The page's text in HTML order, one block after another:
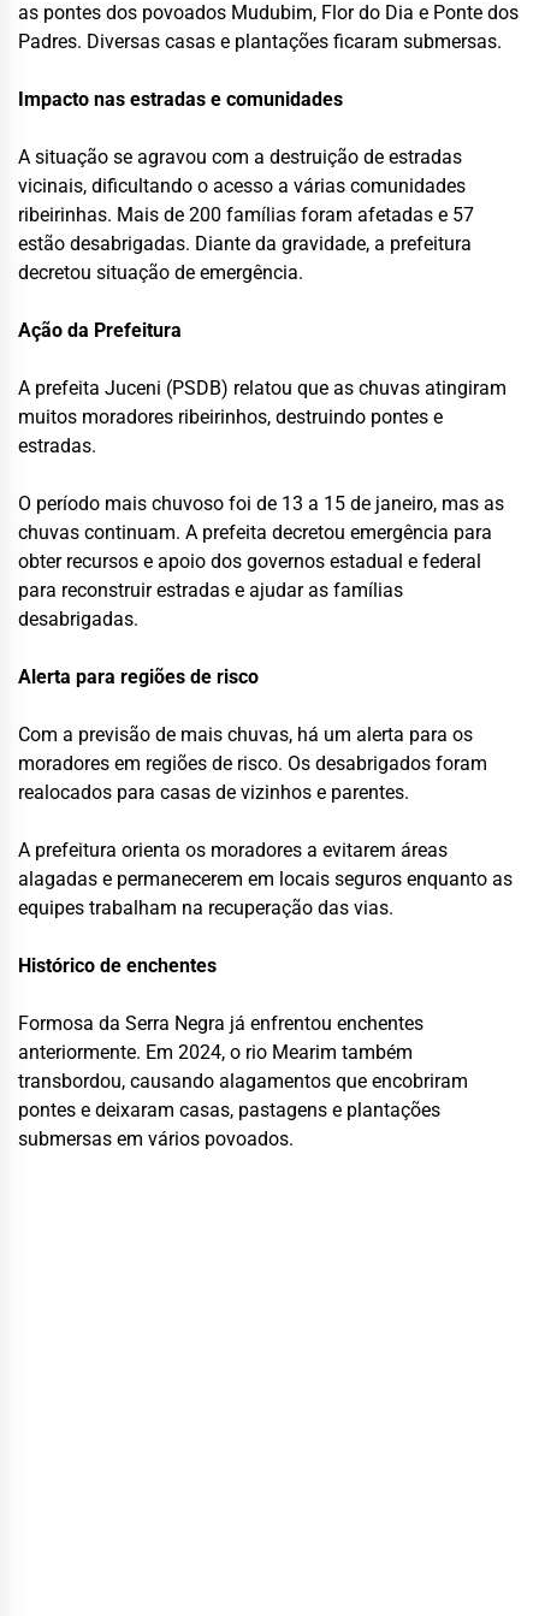
as pontes dos povoados Mudubim, Flor do Dia e Ponte dos
Padres. Diversas casas e plantações ficaram submersas.
Impacto nas estradas e comunidades
A situação se agravou com a destruição de estradas
vicinais, dificultando o acesso a várias comunidades
ribeirinhas. Mais de 200 famílias foram afetadas e 57
estão desabrigadas. Diante da gravidade, a prefeitura
decretou situação de emergência.
Ação da Prefeitura
A prefeita Juceni (PSDB) relatou que as chuvas atingiram
muitos moradores ribeirinhos, destruindo pontes e
estradas.
O período mais chuvoso foi de 13 a 15 de janeiro, mas as
chuvas continuam. A prefeita decretou emergência para
obter recursos e apoio dos governos estadual e federal
para reconstruir estradas e ajudar as famílias
desabrigadas.
Alerta para regiões de risco
Com a previsão de mais chuvas, há um alerta para os
moradores em regiões de risco. Os desabrigados foram
realocados para casas de vizinhos e parentes.
A prefeitura orienta os moradores a evitarem áreas
alagadas e permanecerem em locais seguros enquanto as
equipes trabalham na recuperação das vias.
Histórico de enchentes
Formosa da Serra Negra já enfrentou enchentes
anteriormente. Em 2024, o rio Mearim também
transbordou, causando alagamentos que encobriram
pontes e deixaram casas, pastagens e plantações
submersas em vários povoados.